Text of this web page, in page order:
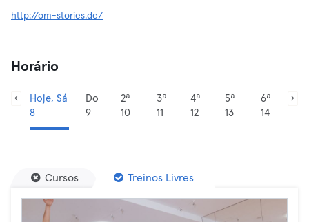
http://om-stories.de/
Horário
Hoje, Sá
8
Do
9
2ª
10
3ª
11
4ª
12
5ª
13
6ª
14
Cursos Treinos Livres